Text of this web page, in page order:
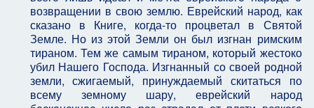
возвращении в свою землю. Еврейский народ, как
сказано в Книге, когда-то процветал в Святой
Земле. Но из этой Земли он был изгнан римским
тираном. Тем же самым тираном, который жестоко
убил Нашего Господа. Изгнанный со своей родной
земли, сжигаемый, принуждаемый скитаться по
всему земному шару, еврейский народ